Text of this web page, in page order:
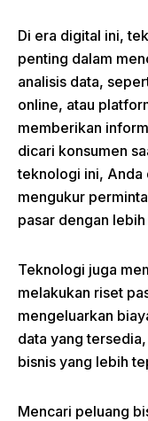
Di era digital ini,
penting dalam
analisis data,
online, atau
memberikan
dicari konsumen
teknologi ini, Anda
mengukur
pasar dengan
Teknologi juga
melakukan riset
mengeluarkan
data yang
bisnis yang lebih
Mencari peluang